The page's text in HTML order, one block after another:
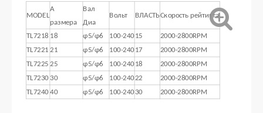
MODEL
А
размера
Вал
Диа
Вольт ВЛАСТЬСкорость рейтинга
TL7218 18 φ5/φ6 100-24015 2000-2800RPM
TL7221 21 φ5/φ6 100-24017 2000-2800RPM
TL7225 25 φ5/φ6 100-24018
2000-2800RPM
TL7230 30 φ5/φ6 100-24022
2000-2800RPM
TL7240 40 φ5/φ6 100-24030 2000-2800RPM